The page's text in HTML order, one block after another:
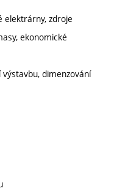
elektrárny, zdroje
ekonomické
dimenzování